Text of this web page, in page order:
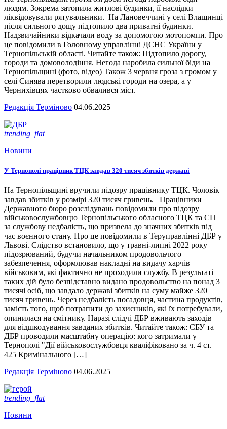
людям. Зокрема затопила житлові будинки, її наслідки
ліквідовували рятувальники. На Лановеччині у селі Влащинці
після сильного дощу підтопило два приватні будинки.
Надзвичайники відкачали воду за допомогою мотопомпи. Про
це повідомили в Головному управлінні ДСНС України у
Тернопільській області. Читайте також: Підтопило дорогу,
городи та домоволодіння. Негода наробила сильної біди на
Тернопільщині (фото, відео) Також 3 червня гроза з громом у
селі Синява перетворили людські городи на озера, а у
Чернихівцях частково обвалився міст.
Редакція Терміново 04.06.2025
trending_flat
Новини
У Тернополі працівник ТЦК завдав 320 тисяч збитків державі
На Тернопільщині вручили підозру працівнику ТЦК. Чоловік
завдав збитків у розмірі 320 тисяч гривень. Працівники
Державного бюро розслідувань повідомили про підозру
військовослужбовцю Тернопільського обласного ТЦК та СП
за службову недбалість, що призвела до значних збитків під
час воєнного стану. Про це повідомили в Теруправлінні ДБР у
Львові. Слідство встановило, що у травні-липні 2022 року
підозрюваний, будучи начальником продовольчого
забезпечення, оформлював накладні на видачу харчів
військовим, які фактично не проходили службу. В результаті
таких дій було безпідставно видано продовольство на понад 3
тисячі осіб, що завдало державі збитків на суму майже 320
тисяч гривень. Через недбалість посадовця, частина продуктів,
замість того, щоб потрапити до захисників, які їх потребували,
опинилася на смітнику. Наразі слідчі ДБР вживають заходів
для відшкодування завданих збитків. Читайте також: СБУ та
ДБР проводили масштабну операцію: кого затримали у
Тернополі "Дії військовослужбовця кваліфіковано за ч. 4 ст.
425 Кримінального […]
Редакція Терміново 04.06.2025
trending_flat
Новини